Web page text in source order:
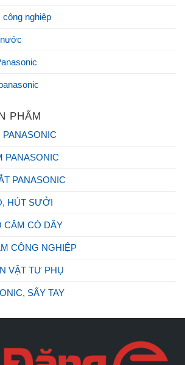
công nghiệp
PHẨM
PANASONIC
PANASONIC
HÚT SƯỞI
CĂM CÓ DÂY
CÔNG NGHIỆP
VẬT TƯ PHỤ
SẤY TAY